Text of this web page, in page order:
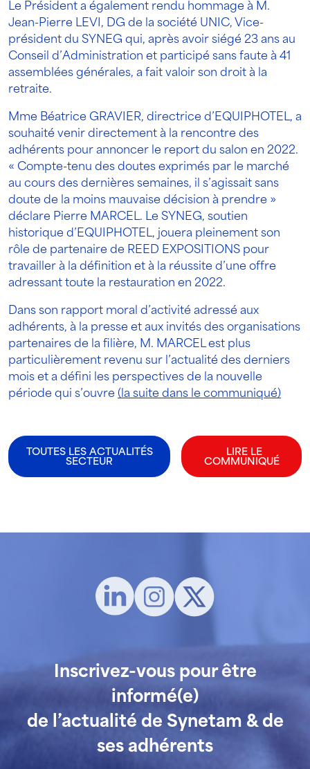
Le Président a également rendu hommage à M.
Jean-Pierre LEVI, DG de la société UNIC, Vice-
président du SYNEG qui, après avoir siégé 23 ans au
Conseil d’Administration et participé sans faute à 41
assemblées générales, a fait valoir son droit à la
retraite.
Mme Béatrice GRAVIER, directrice d’EQUIPHOTEL, a
souhaité venir directement à la rencontre des
adhérents pour annoncer le report du salon en 2022.
« Compte-tenu des doutes exprimés par le marché
au cours des dernières semaines, il s’agissait sans
doute de la moins mauvaise décision à prendre »
déclare Pierre MARCEL. Le SYNEG, soutien
historique d’EQUIPHOTEL, jouera pleinement son
rôle de partenaire de REED EXPOSITIONS pour
travailler à la définition et à la réussite d’une offre
adressant toute la restauration en 2022.
Dans son rapport moral d’activité adressé aux
adhérents, à la presse et aux invités des organisations
partenaires de la filière, M. MARCEL est plus
particulièrement revenu sur l’actualité des derniers
mois et a défini les perspectives de la nouvelle
période qui s’ouvre (la suite dans le communiqué)
TOUTES LES ACTUALITÉS
SECTEUR
LIRE LE
COMMUNIQUÉ
Inscrivez-vous pour être
informé(e)
de l’actualité de Synetam & de
ses adhérents